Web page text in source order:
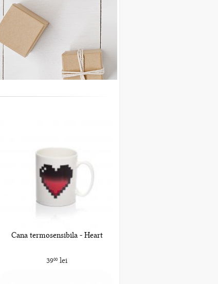
Cana termosensibila - Heart
3900lei